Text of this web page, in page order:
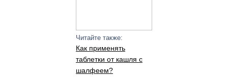
Читайте также:
Как применять
таблетки от кашля с
шалфеем?